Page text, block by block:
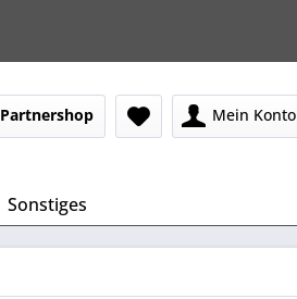
Partnershop Mein Konto
Sonstiges